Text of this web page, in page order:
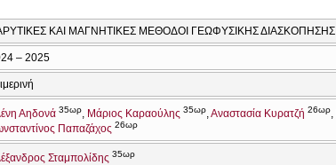
ΚΑΙ ΜΑΓΝΗΤΙΚΕΣ ΜΕΘΟΔΟΙ ΓΕΩΦΥΣΙΚΗΣ ΔΙΑΣΚΟΠΗΣΗΣ
– 2025
Αηδονά 35ωρ Μάριος Καραούλης 35ωρ Αναστασία Κυρατζή 26ωρ
Παπαζάχος 26ωρ
Σταμπολίδης 35ωρ